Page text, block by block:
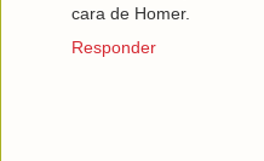
cara de Homer.
Responder